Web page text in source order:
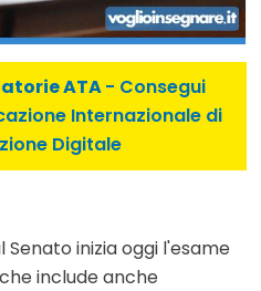
ATA- Consegui
Internazionale di
Digitale
Senato inizia oggi l'esame
include anche